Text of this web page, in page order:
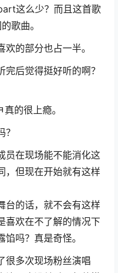
这么少？而且这首歌
歌曲。
的部分也占一半。
后觉得挺好听的啊？
的很上瘾。
员在现场能不能消化这
，但现在开始就有这样
台的话，就不会有这样
喜欢在不了解的情况下
吗？真是奇怪。
很多次现场粉丝演唱